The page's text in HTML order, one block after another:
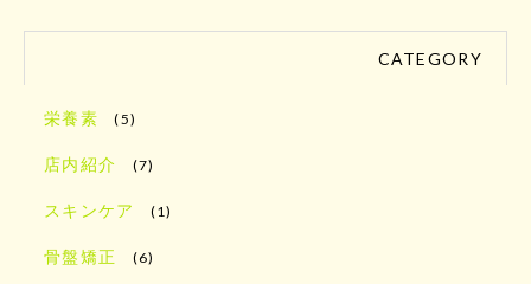
CATEGORY
栄養素 (5)
店内紹介 (7)
スキンケア (1)
骨盤矯正 (6)